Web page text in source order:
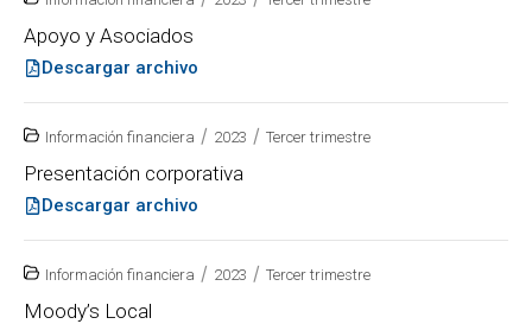
Apoyo y Asociados
Descargar archivo
Información financiera / 2023 / Tercer trimestre
Presentación corporativa
Descargar archivo
Información financiera / 2023 / Tercer trimestre
Moody’s Local